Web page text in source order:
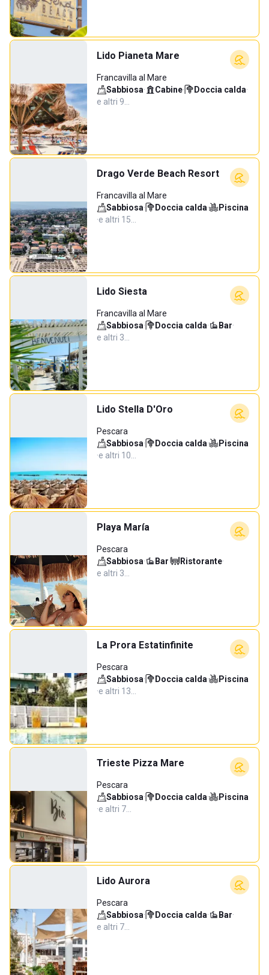
Lido Pianeta Mare
Francavilla al Mare
Sabbiosa· Cabine· Doccia calda·
e altri 9…
Drago Verde Beach Resort
Francavilla al Mare
Sabbiosa· Doccia calda·
Piscina
·e altri 15…
Lido Siesta
Francavilla al Mare
Sabbiosa· Doccia calda· Bar·
e altri 3…
Lido Stella D'Oro
Pescara
Sabbiosa· Doccia calda·
Piscina
·e altri 10…
Playa María
Pescara
Sabbiosa· Bar· Ristorante·
e altri 3…
La Prora Estatinfinite
Pescara
Sabbiosa· Doccia calda·
Piscina
·e altri 13…
Trieste Pizza Mare
Pescara
Sabbiosa· Doccia calda·
Piscina
·e altri 7…
Lido Aurora
Pescara
Sabbiosa· Doccia calda· Bar·
e altri 7…